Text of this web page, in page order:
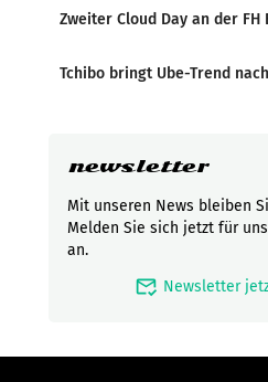
Zweiter Cloud Day an der FH
Tchibo bringt Ube-Trend
newsletter
Mit unseren News bleiben
Melden Sie sich jetzt für
an.
mark_email_read Newsletter